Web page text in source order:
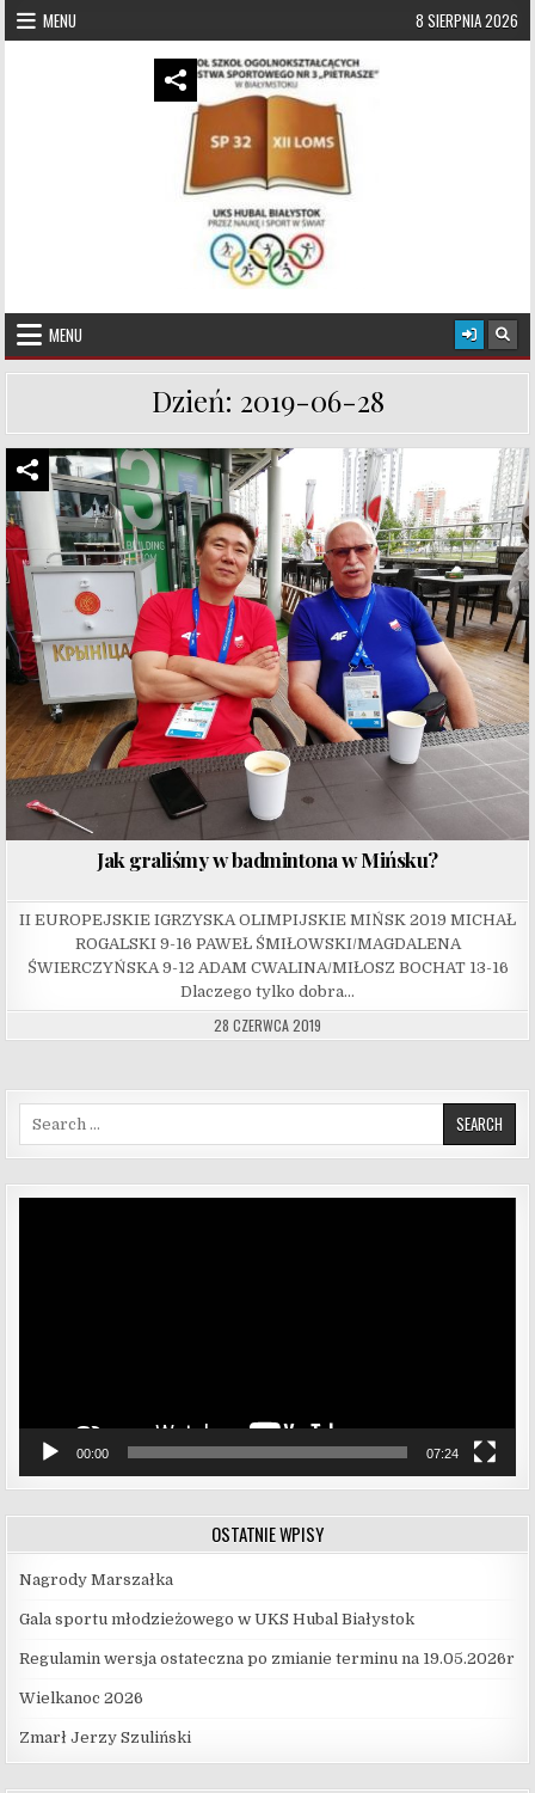
Skip to content
MENU 8 SIERPNIA 2026
UKS Hubal Białystok
MENU
Dzień: 2019-06-28
Jak graliśmy w badmintona w Mińsku?
II EUROPEJSKIE IGRZYSKA OLIMPIJSKIE MIŃSK 2019 MICHAŁ
ROGALSKI 9-16 PAWEŁ ŚMIŁOWSKI/MAGDALENA
ŚWIERCZYŃSKA 9-12 ADAM CWALINA/MIŁOSZ BOCHAT 13-16
Dlaczego tylko dobra…
28 CZERWCA 2019
00:00 07:24
OSTATNIE WPISY
Nagrody Marszałka
Gala sportu młodzieżowego w UKS Hubal Białystok
Regulamin wersja ostateczna po zmianie terminu na 19.05.2026r
Wielkanoc 2026
Zmarł Jerzy Szuliński